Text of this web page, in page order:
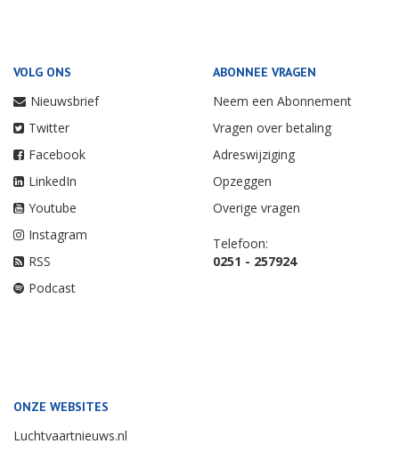
VOLG ONS
Nieuwsbrief
Twitter
Facebook
LinkedIn
Youtube
Instagram
RSS
Podcast
ABONNEE VRAGEN
Neem een Abonnement
Vragen over betaling
Adreswijziging
Opzeggen
Overige vragen
Telefoon:
0251 - 257924
ONZE WEBSITES
Luchtvaartnieuws.nl